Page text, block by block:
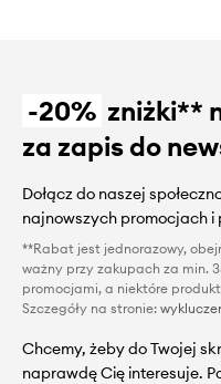
-20% zniżki**
za zapis do
Dołącz do naszej
najnowszych promocjach i
**Rabat jest jednorazowy,
ważny przy zakupach za min.
promocjami, a niektóre
Szczegóły na stronie:
Chcemy, żeby do Twojej
naprawdę Cię interesuje.